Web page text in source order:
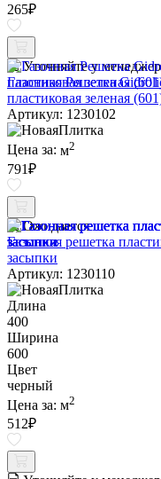
265₽
Уточняйте у
Газонная Решетка
пластиковая зеленая
Артикул: 1230102
Цена за: м2
791₽
Ожидается
Газонная решетка
засыпки
Артикул: 1230110
Длина
400
Ширина
600
Цвет
черный
Цена за: м2
512₽